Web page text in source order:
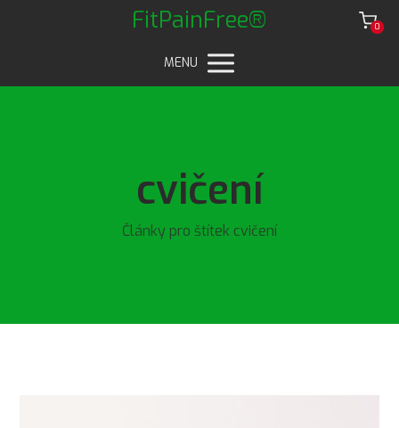
FitPainFree® 0
MENU
cvičení
Články pro štítek cvičení